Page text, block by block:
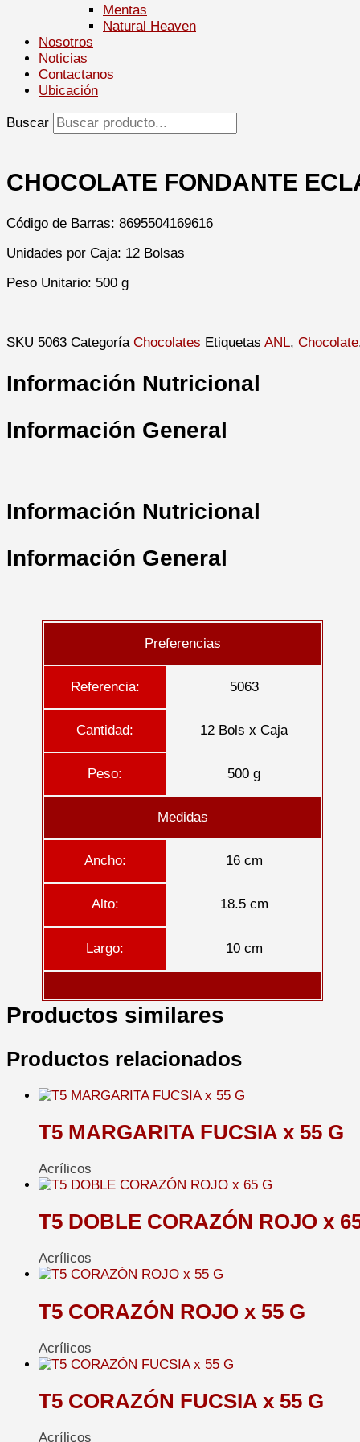
Mentas
Natural Heaven
Nosotros
Noticias
Contactanos
Ubicación
Buscar
CHOCOLATE FONDANTE
Código de Barras: 8695504169616
Unidades por Caja: 12 Bolsas
Peso Unitario: 500 g
SKU 5063 Categoría Chocolates Etiquetas ANL, Chocolate
Información Nutricional
Información General
Información Nutricional
Información General
Preferencias
Referencia: 5063
Cantidad: 12 Bols x Caja
Peso: 500 g
Medidas
Ancho: 16 cm
Alto: 18.5 cm
Largo: 10 cm
Productos similares
Productos relacionados
T5 MARGARITA FUCSIA x 55 G
Acrílicos
T5 DOBLE CORAZÓN ROJO x
Acrílicos
T5 CORAZÓN ROJO x 55 G
Acrílicos
T5 CORAZÓN FUCSIA x 55 G
Acrílicos